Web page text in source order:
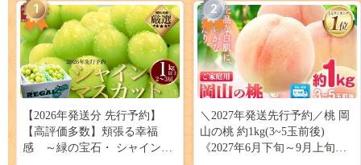
1
【2026年発送分 先行予約】
【高評価多数】頬張る幸福
感 ～緑の宝石・ シャインマ
2
＼2027年発送先行予約／桃 岡
山の桃 約1kg(3~5玉前後)
《2027年6月下旬～9月上旬頃